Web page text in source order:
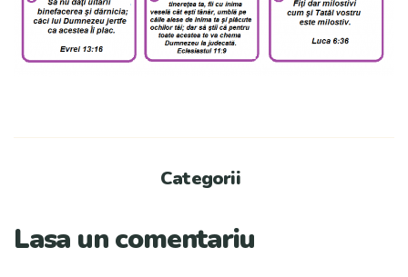
Categorii
Lasa un comentariu